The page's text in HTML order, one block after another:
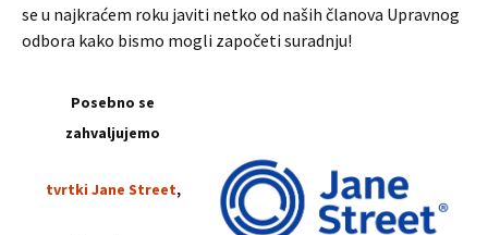
se u najkraćem roku javiti netko od naših članova Upravnog
odbora kako bismo mogli započeti suradnju!
Posebno se
zahvaljujemo
tvrtki Jane Street,